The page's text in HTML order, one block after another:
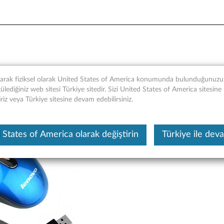
- Genel Bakış ve Servis
Bu makine tarafından çevirisi yapılmış
fiziksel olarak United States of America konumunda
web sitesi Türkiye sitedir. Sizi United States of America sitesine
veya Türkiye sitesine devam edebilirsiniz.
States of America olarak değiştirin Türkiye ile